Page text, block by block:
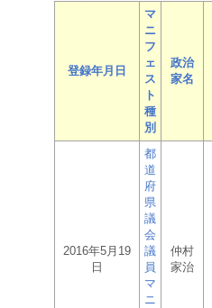
登録年月日
マ
ニ
フ
ェ
ス
ト
種
別
政治
家名
2016年5月19
日
都
道
府
県
議
会
議
員
マ
ニ
仲村
家治